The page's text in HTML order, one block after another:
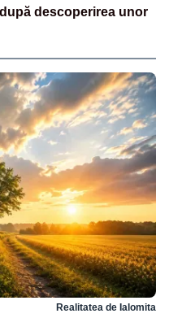
descoperirea unor
Realitatea de Ialomita